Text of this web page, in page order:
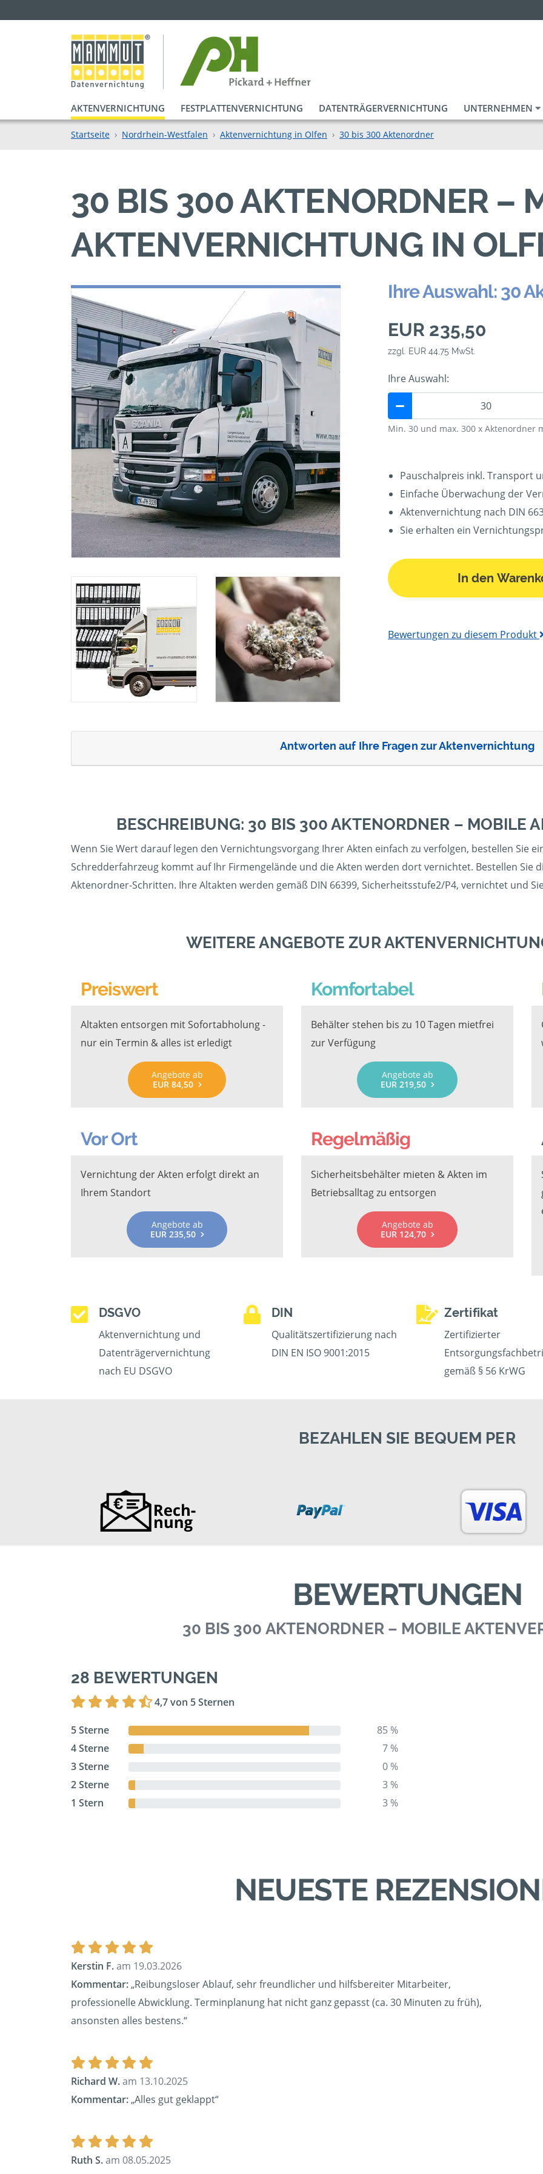
AKTENVERNICHTUNG FESTPLATTENVERNICHTUNG DATENTRÄGERVERNICHTUNG UNTERNEHMEN
Startseite Nordrhein-Westfalen Aktenvernichtung in Olfen 30 bis 300 Aktenordner
30 BIS 300 AKTENORDNER –
AKTENVERNICHTUNG IN
Ihre Auswahl: 30
EUR 235,50
zzgl. EUR 44,75 MwSt.
Ihre Auswahl:
Min. 30 und max. 300 x Aktenordner
Pauschalpreis inkl. Transport
Einfache Überwachung der
Aktenvernichtung nach DIN
Sie erhalten ein
In den
Bewertungen zu diesem Produkt
Antworten auf Ihre Fragen zur Aktenvernichtung
BESCHREIBUNG: 30 BIS 300 AKTENORDNER – MOBILE
Wenn Sie Wert darauf legen den Vernichtungsvorgang Ihrer Akten einfach zu verfolgen, bestellen Sie
Schredderfahrzeug kommt auf Ihr Firmengelände und die Akten werden dort vernichtet. Bestellen Sie
Aktenordner-Schritten. Ihre Altakten werden gemäß DIN 66399, Sicherheitsstufe2/P4, vernichtet und
WEITERE ANGEBOTE ZUR
Preiswert
Altakten entsorgen mit Sofortabholung -
nur ein Termin & alles ist erledigt
Angebote ab
EUR 84,50
Komfortabel
Behälter stehen bis zu 10 Tagen mietfrei
zur Verfügung
Angebote ab
EUR 219,50
Vor Ort
Vernichtung der Akten erfolgt direkt an
Ihrem Standort
Angebote ab
EUR 235,50
Regelmäßig
Sicherheitsbehälter mieten & Akten im
Betriebsalltag zu entsorgen
Angebote ab
EUR 124,70
DSGVO
Aktenvernichtung und
Datenträgervernichtung
nach EU DSGVO
DIN
Qualitätszertifizierung nach
DIN EN ISO 9001:2015
Zertifikat
Zertifizierter
gemäß § 56 KrWG
BEZAHLEN SIE BEQUEM PER
BEWERTUNGEN
30 BIS 300 AKTENORDNER – MOBILE
28 BEWERTUNGEN
4,7 von 5 Sternen
5 Sterne
85 %
4 Sterne
7 %
3 Sterne
0 %
2 Sterne
3 %
1 Stern
3 %
NEUESTE
Kerstin F.am 19.03.2026
Kommentar:„Reibungsloser Ablauf, sehr freundlicher und hilfsbereiter Mitarbeiter,
professionelle Abwicklung. Terminplanung hat nicht ganz gepasst (ca. 30 Minuten zu früh),
ansonsten alles bestens.“
Richard W.am 13.10.2025
Kommentar:„Alles gut geklappt“
Ruth S.am 08.05.2025